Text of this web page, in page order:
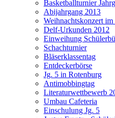
Basketballturnier
Abijahrgang 2013
Weihnachtskonzert
Delf-Urkunden 2012
Einweihung
Schachturnier
Bläserklassentag
Entdeckerbörse
Jg. 5 in Rotenburg
Antimobbingtag
Literaturwettbewerb
Umbau Cafeteria
Einschulung Jg. 5